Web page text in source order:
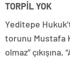
TORPİL YOK
Yeditepe
torunu Mustafa
olmaz” çıkışına,